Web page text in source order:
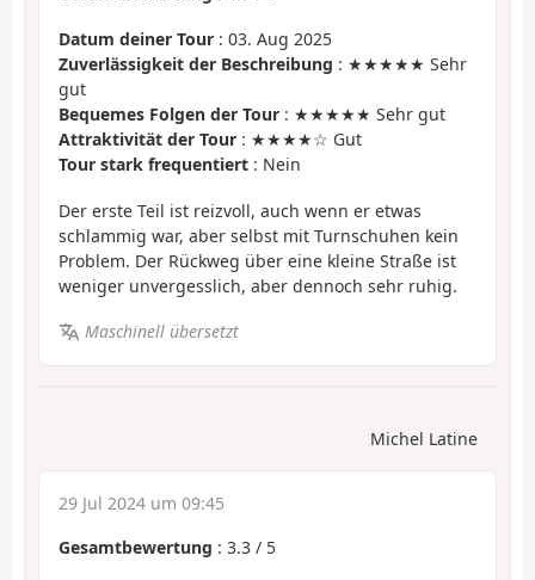
Datum deiner Tour : 03. Aug 2025
Zuverlässigkeit der Beschreibung : ★★★★★ Sehr
gut
Bequemes Folgen der Tour : ★★★★★ Sehr gut
Attraktivität der Tour : ★★★★☆ Gut
Tour stark frequentiert : Nein
Der erste Teil ist reizvoll, auch wenn er etwas
schlammig war, aber selbst mit Turnschuhen kein
Problem. Der Rückweg über eine kleine Straße ist
weniger unvergesslich, aber dennoch sehr ruhig.
Maschinell übersetzt
Michel Latine
29 Jul 2024 um 09:45
Gesamtbewertung : 3.3 / 5